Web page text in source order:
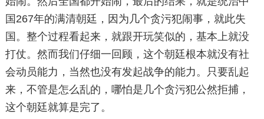
国267年的满清朝廷，因为几个贪污犯闹事，就此失
国。整个过程看起来，就跟开玩笑似的，基本上就没
打仗。然而我们仔细一回顾，这个朝廷根本就没有社
会动员能力，当然也没有发起战争的能力。只要乱起
来，不管是怎么乱的，哪怕是几个贪污犯公然拒捕，
这个朝廷就算是完了。